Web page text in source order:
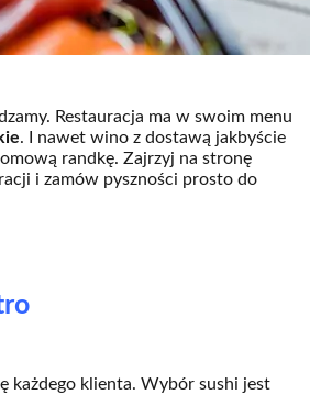
Restauracja ma w swoim menu
. I nawet wino z dostawą jakbyście
randkę. Zajrzyj na stronę
i zamów pyszności prosto do
każdego klienta. Wybór sushi jest